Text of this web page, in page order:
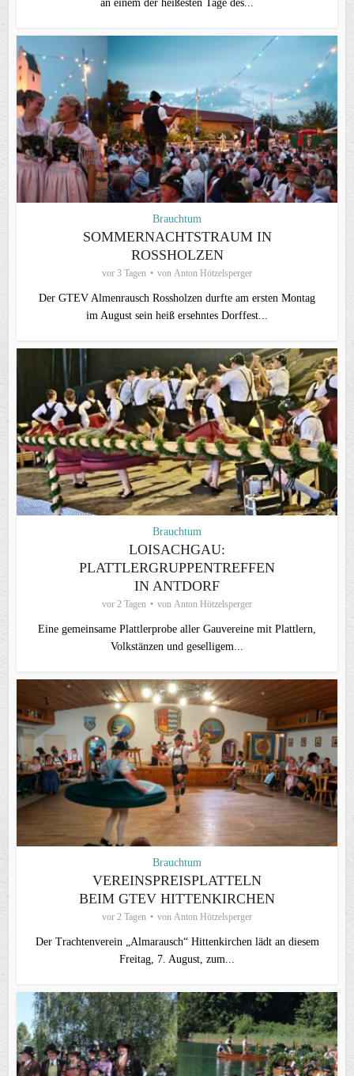
an einem der heißesten Tage des...
Brauchtum
SOMMERNACHTSTRAUM IN
ROSSHOLZEN
vor 3 Tagen von Anton Hötzelsperger
Der GTEV Almenrausch Rossholzen durfte am ersten Montag
im August sein heiß ersehntes Dorffest...
Brauchtum
LOISACHGAU:
PLATTLERGRUPPENTREFFEN
IN ANTDORF
vor 2 Tagen von Anton Hötzelsperger
Eine gemeinsame Plattlerprobe aller Gauvereine mit Plattlern,
Volkstänzen und geselligem...
Brauchtum
VEREINSPREISPLATTELN
BEIM GTEV HITTENKIRCHEN
vor 2 Tagen von Anton Hötzelsperger
Der Trachtenverein „Almarausch“ Hittenkirchen lädt an diesem
Freitag, 7. August, zum...